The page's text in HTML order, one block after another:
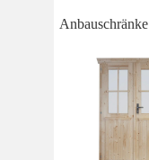
Anbauschränke